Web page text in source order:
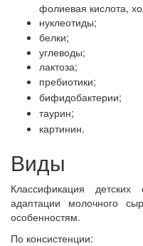
фолиевая кислота,
нуклеотиды;
белки;
углеводы;
лактоза;
пребиотики;
бифидобактерии;
таурин;
картинин.
Виды
Классификация
адаптации молочного
особенностям.
По консистенции: